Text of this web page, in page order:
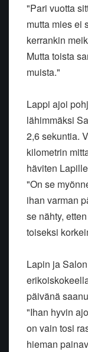
"Pari vuotta
mutta mies ei
kerrankin
Mutta toista
muista."
Lappi ajoi
lähimmäksi
2,6 sekuntia.
kilometrin
häviten
"On se
ihan varman
se nähty,
toiseksi
Lapin ja
päivänä
"Ihan hyvin
on vain tosi
hieman